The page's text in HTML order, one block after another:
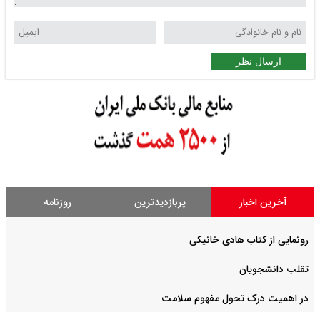
ارسال نظر
آخرین اخبار پربازدیدترین روزنامه
رونمایی از کتاب هادی خانیکی
‌تقلب دانشجویان
در اهمیت درک تحول مفهوم سلامت